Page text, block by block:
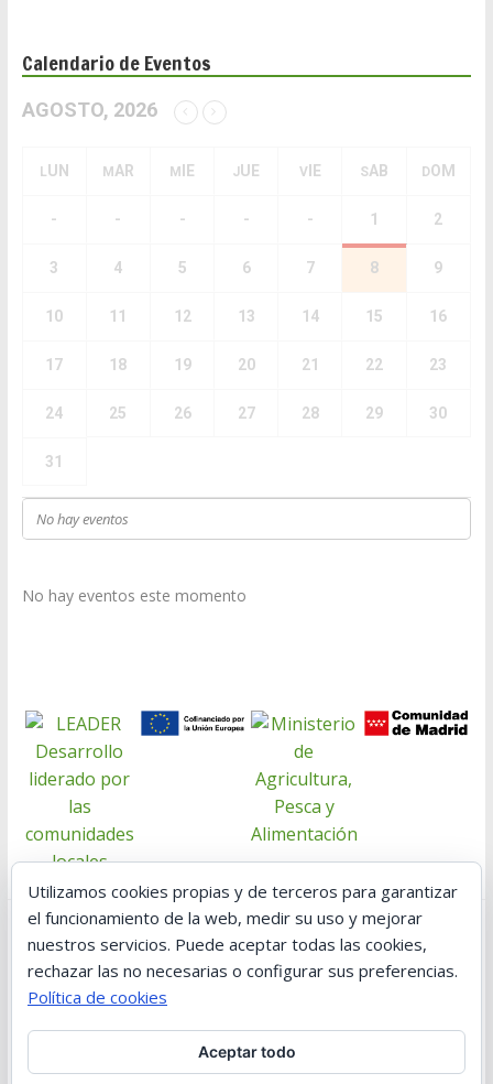
Calendario de Eventos
AGOSTO, 2026
LUN MAR MIE JUE VIE SAB DOM
- - - - - 1 2
3 4 5 6 7 8 9
10 11 12 13 14 15 16
17 18 19 20 21 22 23
24 25 26 27 28 29 30
31
No hay eventos
No hay eventos este momento
Edificio “El Montón”. C/. Los Oficios, 8. 28630. Villa del Prado.
Madrid Teléfono: 91 861 15 73
Utilizamos cookies propias y de terceros para garantizar
el funcionamiento de la web, medir su uso y mejorar
nuestros servicios. Puede aceptar todas las cookies,
rechazar las no necesarias o configurar sus preferencias.
Política de cookies
Aceptar todo